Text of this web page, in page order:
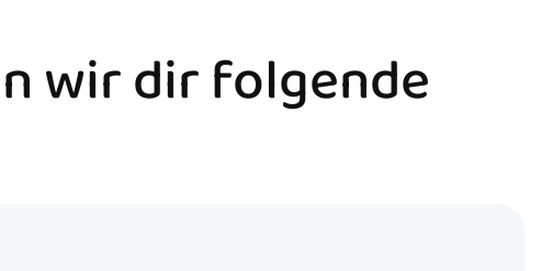
wir dir folgende